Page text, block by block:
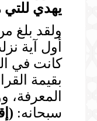
يهدي
ولقد بلغ
أول آية
كانت في
بقيمة
المعرفة،
سبحانه: (